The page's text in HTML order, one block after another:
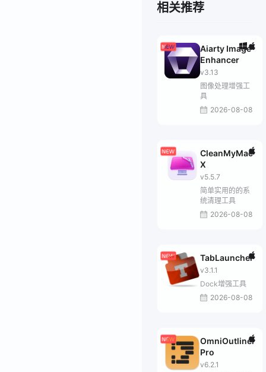
相关推荐
Aiarty Image
Enhancer
v3.13
图像处理增强工
具
2026-08-08
CleanMyMac
X
v5.5.7
简单实用的的系
统清理工具
2026-08-08
TabLauncher
v3.1.1
Dock增强工具
2026-08-08
OmniOutliner
Pro
v6.2.1